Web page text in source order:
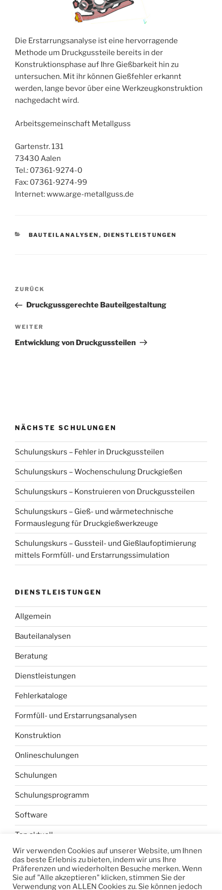
Die Erstarrungsanalyse ist eine hervorragende
Methode um Druckgussteile bereits in der
Konstruktionsphase auf Ihre Gießbarkeit hin zu
untersuchen. Mit ihr können Gießfehler erkannt
werden, lange bevor über eine Werkzeugkonstruktion
nachgedacht wird.
Arbeitsgemeinschaft Metallguss
Gartenstr. 131
73430 Aalen
Tel.: 07361-9274-0
Fax: 07361-9274-99
Internet: www.arge-metallguss.de
KATEGORIEN
BAUTEILANALYSEN , DIENSTLEISTUNGEN
Beitragsnavigation
Vorheriger
Beitrag
ZURÜCK
Druckgussgerechte Bauteilgestaltung
Nächster
Beitrag
WEITER
Entwicklung von Druckgussteilen
NÄCHSTE SCHULUNGEN
Schulungskurs – Fehler in Druckgussteilen
Schulungskurs – Wochenschulung Druckgießen
Schulungskurs – Konstruieren von Druckgussteilen
Schulungskurs – Gieß- und wärmetechnische
Formauslegung für Druckgießwerkzeuge
Schulungskurs – Gussteil- und Gießlaufoptimierung
mittels Formfüll- und Erstarrungssimulation
DIENSTLEISTUNGEN
Allgemein
Bauteilanalysen
Beratung
Dienstleistungen
Fehlerkataloge
Formfüll- und Erstarrungsanalysen
Konstruktion
Onlineschulungen
Schulungen
Schulungsprogramm
Software
Top aktuell
Werkzeuganalysen Druckguss
Werkzeugentlüftung
Wir verwenden Cookies auf unserer Website, um Ihnen
das beste Erlebnis zu bieten, indem wir uns Ihre
Präferenzen und wiederholten Besuche merken. Wenn
Sie auf "Alle akzeptieren" klicken, stimmen Sie der
Verwendung von ALLEN Cookies zu. Sie können jedoch